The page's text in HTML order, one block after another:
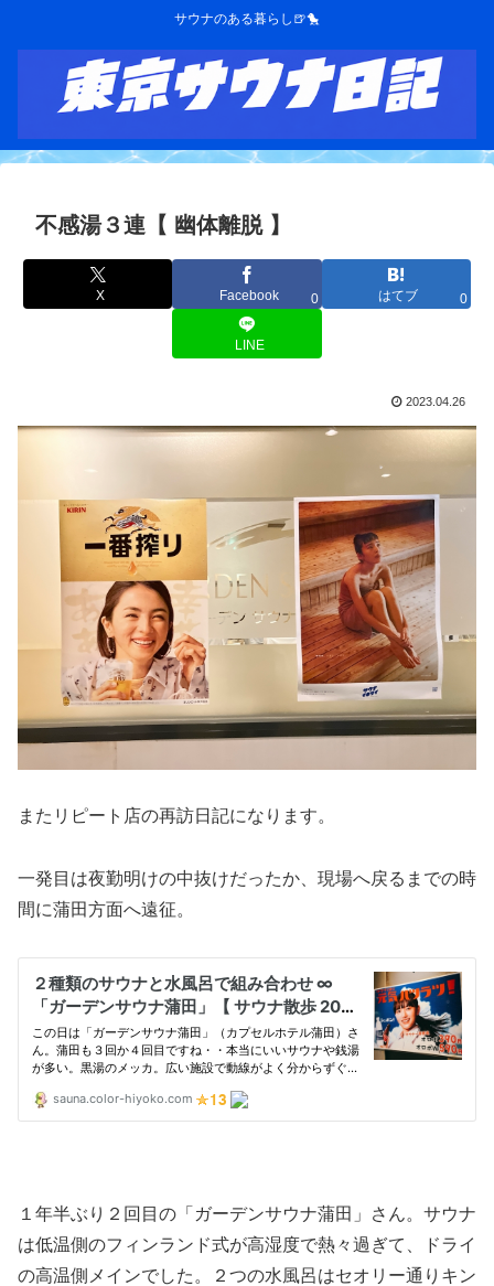
サウナのある暮らし🍺🐤
不感湯３連【 幽体離脱 】
X Facebook 0 はてブ 0
LINE
2023.04.26
またリピート店の再訪日記になります。
一発目は夜勤明けの中抜けだったか、現場へ戻るまでの時
間に蒲田方面へ遠征。
１年半ぶり２回目の「ガーデンサウナ蒲田」さん。サウナ
は低温側のフィンランド式が高湿度で熱々過ぎて、ドライ
の高温側メインでした。２つの水風呂はセオリー通りキン